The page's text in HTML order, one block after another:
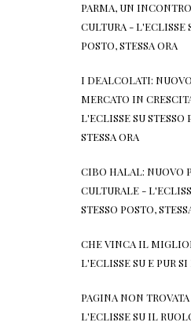
PARMA, UN
CULTURA - L'ECLISSE
POSTO, STESSA ORA
I DEALCOLATI: NUOVO
MERCATO IN
L'ECLISSESUSTESSO
STESSA ORA
CIBO HALAL: NUOVO
CULTURALE -
STESSO POSTO,
CHE VINCA IL
L'ECLISSESU E PUR
PAGINA NON
L'ECLISSESU IL